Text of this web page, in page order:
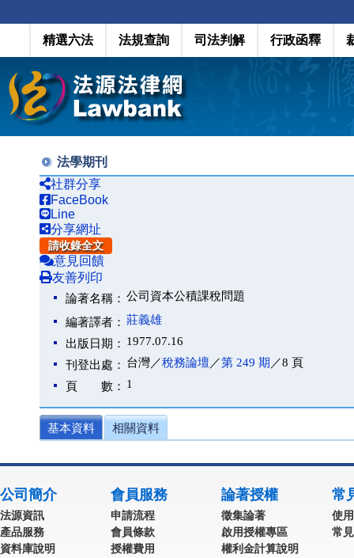
精選六法 法規查詢 司法判解 行政函釋
法學期刊
社群分享
FaceBook
Line
分享網址
請收錄全文
意見回饋
友善列印
論著名稱： 公司資本公積課稅問題
編著譯者： 莊義雄
出版日期： 1977.07.16
刊登出處： 台灣／稅務論壇 ／第 249 期 ／8 頁
頁 數： 1
基本資料 相關資料
公司簡介
法源資訊
產品服務
資料庫說明
會員服務
申請流程
會員條款
授權費用
論著授權
徵集論著
啟用授權專區
權利金計算說明
常
使
常